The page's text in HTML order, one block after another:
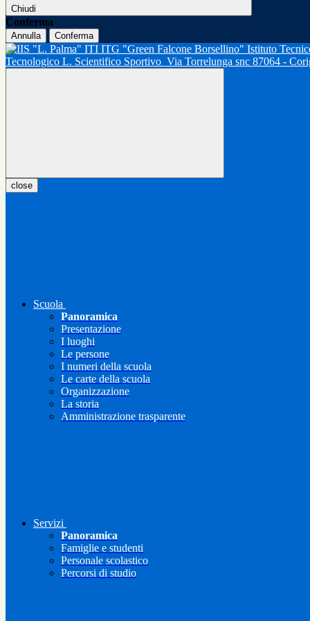
Chiudi
Conferma
Annulla Conferma
Tecnologico L. Scientifico Sportivo Via Torrelunga snc 87064 -
close
Scuola
Panoramica
Presentazione
I luoghi
Le persone
I numeri della scuola
Le carte della scuola
Organizzazione
La storia
Amministrazione trasparente
Servizi
Panoramica
Famiglie e studenti
Personale scolastico
Percorsi di studio